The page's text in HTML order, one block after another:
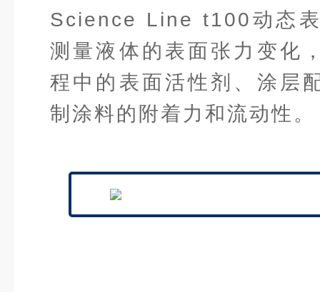
Science Line t100动态
测量液体的表面张力变化
程中的表面活性剂、涂层
制涂料的附着力和流动性。